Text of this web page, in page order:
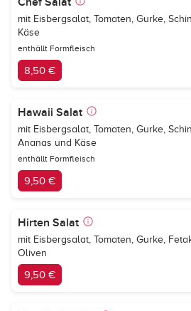
mit Eisbergsalat, Tomaten, Gurke,
Käse
enthällt Formfleisch
8,50 €
Hawaii Salat
mit Eisbergsalat, Tomaten, Gurke,
Ananas und Käse
enthällt Formfleisch
9,50 €
Hirten Salat
mit Eisbergsalat, Tomaten, Gurke,
Oliven
9,50 €